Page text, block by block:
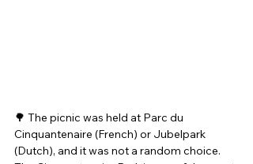
🌳 The picnic was held at Parc du
Cinquantenaire (French) or Jubelpark
(Dutch), and it was not a random choice.